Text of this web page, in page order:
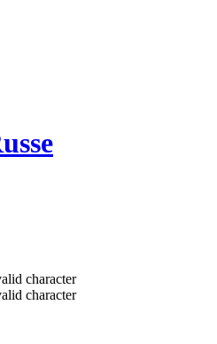
character
character